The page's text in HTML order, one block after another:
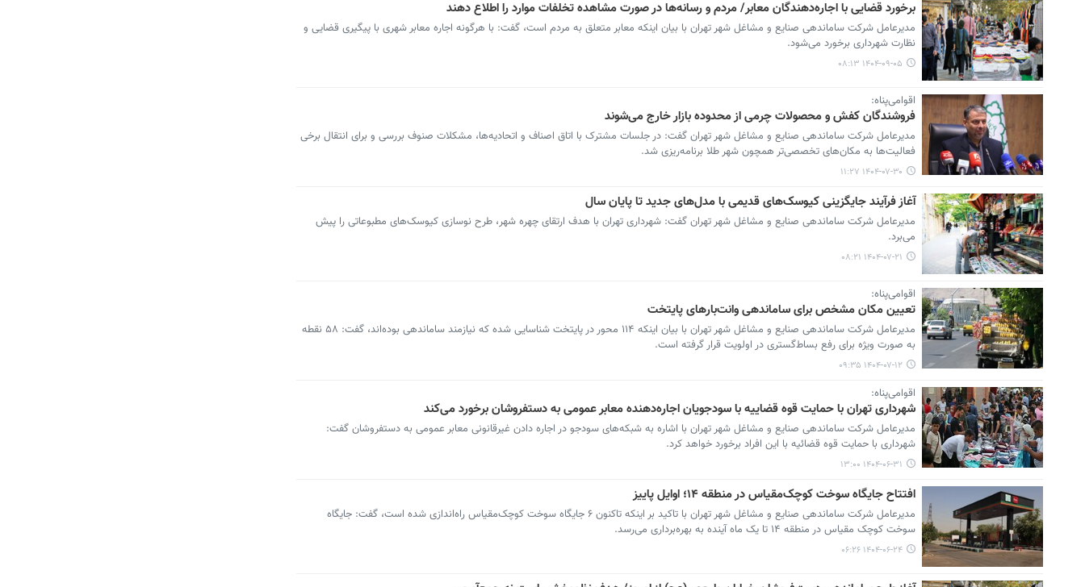
برخورد قضایی با اجاره‌دهندگان معابر/ مردم و رسانه‌ها در صورت مشاهده تخلفات موارد را اطلاع دهند
مدیرعامل شرکت ساماندهی صنایع و مشاغل شهر تهران با بیان اینکه معابر متعلق به مردم است، گفت: با هرگونه اجاره معابر شهری با پیگیری قضایی و
نظارت شهرداری برخورد می‌شود.
۱۴۰۴-۰۹-۰۵ ۰۸:۱۳
اقوامی‌پناه:
فروشندگان کفش و محصولات چرمی از محدوده بازار خارج می‌شوند
مدیرعامل شرکت ساماندهی صنایع و مشاغل شهر تهران گفت: در جلسات مشترک با اتاق اصناف و اتحادیه‌ها، مشکلات صنوف بررسی و برای انتقال برخی
فعالیت‌ها به مکان‌های تخصصی‌تر همچون شهر طلا برنامه‌ریزی شد.
۱۴۰۴-۰۷-۳۰ ۱۱:۲۷
آغاز فرآیند جایگزینی کیوسک‌های قدیمی با مدل‌های جدید تا پایان سال
مدیرعامل شرکت ساماندهی صنایع و مشاغل شهر تهران گفت: شهرداری تهران با هدف ارتقای چهره شهر، طرح نوسازی کیوسک‌های مطبوعاتی را پیش
می‌برد.
۱۴۰۴-۰۷-۲۱ ۰۸:۲۱
اقوامی‌پناه:
تعیین مکان مشخص برای ساماندهی وانت‌بارهای پایتخت
مدیرعامل شرکت ساماندهی صنایع و مشاغل شهر تهران با بیان اینکه ۱۱۴ محور در پایتخت شناسایی شده که نیازمند ساماندهی بوده‌اند، گفت: ۵۸ نقطه
به صورت ویژه برای رفع بساط‌گستری در اولویت قرار گرفته است.
۱۴۰۴-۰۷-۱۲ ۰۹:۳۵
اقوامی‌پناه:
شهرداری تهران با حمایت قوه قضاییه با سودجویان اجاره‌دهنده معابر عمومی به دستفروشان برخورد می‌کند
مدیرعامل شرکت ساماندهی صنایع و مشاغل شهر تهران با اشاره به شبکه‌های سودجو در اجاره دادن غیرقانونی معابر عمومی به دستفروشان گفت:
شهرداری با حمایت قوه قضائیه با این افراد برخورد خواهد کرد.
۱۴۰۴-۰۶-۳۱ ۱۳:۰۰
افتتاح جایگاه سوخت کوچک‌مقیاس در منطقه ۱۴؛ اوایل پاییز
مدیرعامل شرکت ساماندهی صنایع و مشاغل شهر تهران با تاکید بر اینکه تاکنون ۶ جایگاه سوخت کوچک‌مقیاس راه‌اندازی شده است، گفت: جایگاه
سوخت کوچک مقیاس در منطقه ۱۴ تا یک ماه آینده به بهره‌برداری می‌رسد.
۱۴۰۴-۰۶-۲۴ ۰۶:۲۶